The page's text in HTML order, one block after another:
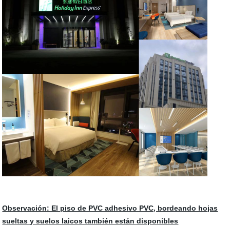
Observación: El piso de PVC adhesivo PVC, bordeando hojas
sueltas y suelos laicos también están disponibles